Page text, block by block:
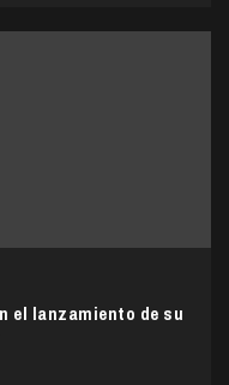
el lanzamiento de su